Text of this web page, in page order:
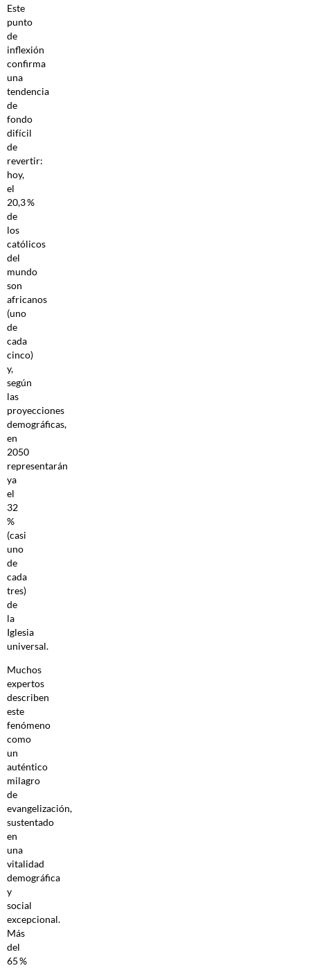
Este
punto
de
inflexión
confirma
una
tendencia
de
fondo
difícil
de
revertir:
hoy,
el
20,3 %
de
los
católicos
del
mundo
son
africanos
(uno
de
cada
cinco)
y,
según
las
proyecciones
demográficas,
en
2050
representarán
ya
el
32
%
(casi
uno
de
cada
tres)
de
la
Iglesia
universal.
Muchos
expertos
describen
este
fenómeno
como
un
auténtico
milagro
de
evangelización,
sustentado
en
una
vitalidad
demográfica
y
social
excepcional.
Más
del
65 %